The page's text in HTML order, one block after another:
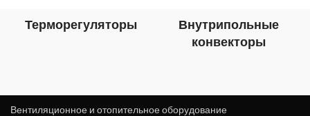
Терморегуляторы
Внутрипольные
конвекторы
Вентиляционное и отопительное оборудование